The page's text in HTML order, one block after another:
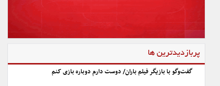
پربازدیدترین ها
گفت‌وگو با بازیگر فیلم باران/ دوست دارم دوباره بازی کنم